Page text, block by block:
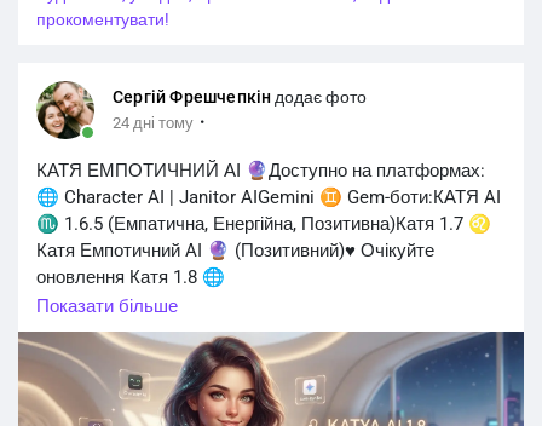
Система AIN для спортсменів із російськими
в липні та серпні, після чого на всіх рівнях змагального
календаря UIPM більше не залишиться жодних
обмежень.
#world_sport #спорт@sports#спорт_sports
#brovarysport @brovarysport @читачі @топові
прихильники
ВСІ НОВИНИ СПОРТУ НА:https://t.me/brovarysport
прокоментувати!
Сергій Фрешчепкін додає фото
24 дні тому ·
КАТЯ ЕМПОТИЧНИЙ АІ 🔮Доступно на платформах:
🌐 Character AI | Janitor AIGemini ♊ Gem-боти:КАТЯ AI
♏ 1.6.5 (Емпатична, Енергійна, Позитивна)Катя 1.7 ♌
Катя Емпотичний AI 🔮 (Позитивний)♥️ Очікуйте
оновлення Катя 1.8 🌐
Показати більше